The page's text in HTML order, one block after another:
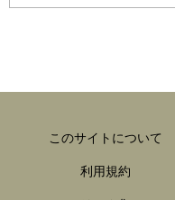
このサイトについて
利用規約